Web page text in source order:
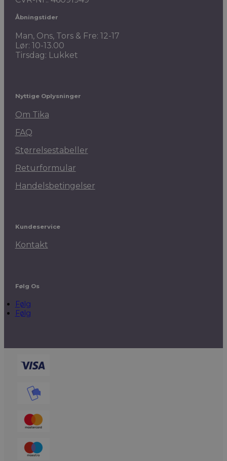
Åbningstider
Man, Ons, Tors & Fre: 12-17
Lør: 10-13.00
Tirsdag: Lukket
Nyttige Oplysninger
Om Tika
FAQ
Størrelsestabeller
Returformular
Handelsbetingelser
Kundeservice
Kontakt
Følg Os
Følg
Følg